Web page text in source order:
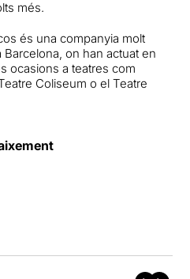
més.
és una companyia molt
Barcelona, on han actuat en
ocasions a teatres com
Coliseum o el Teatre